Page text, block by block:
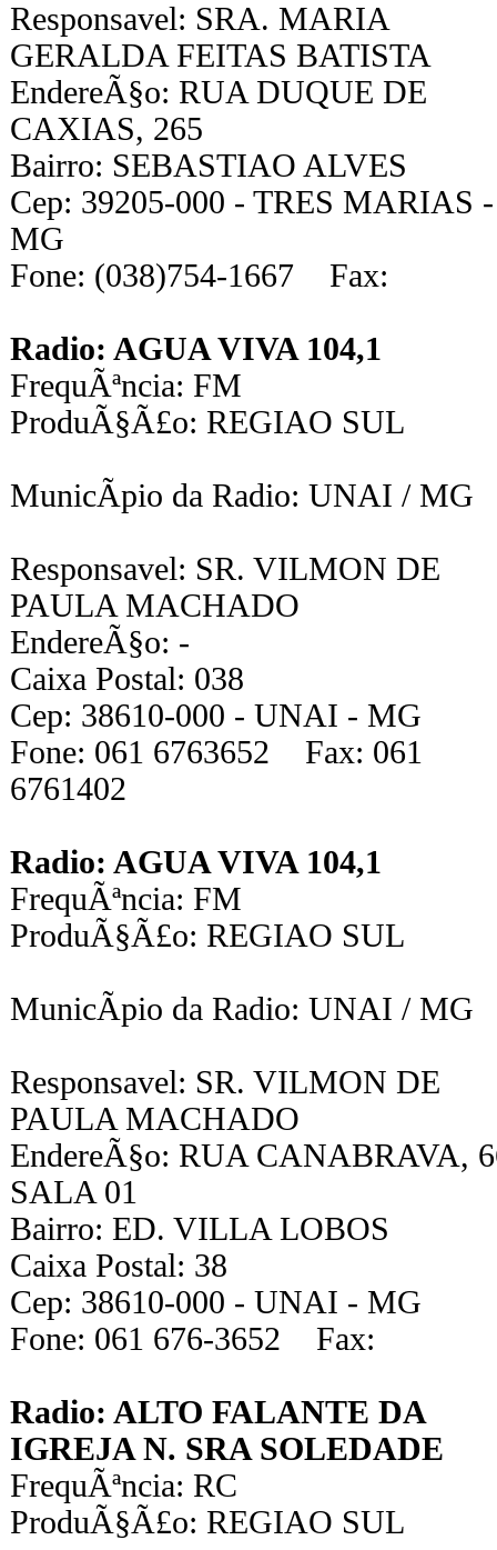
Responsavel: SRA. MARIA
GERALDA FEITAS BATISTA
EndereÃ§o: RUA DUQUE DE
CAXIAS, 265
Bairro: SEBASTIAO ALVES
Cep: 39205-000 - TRES MARIAS -
MG
Fone: (038)754-1667 Fax:
Radio: AGUA VIVA 104,1
FrequÃªncia: FM
ProduÃ§Ã£o: REGIAO SUL
MunicÃ­pio da Radio: UNAI / MG
Responsavel: SR. VILMON DE
PAULA MACHADO
EndereÃ§o: -
Caixa Postal: 038
Cep: 38610-000 - UNAI - MG
Fone: 061 6763652 Fax: 061
6761402
Radio: AGUA VIVA 104,1
FrequÃªncia: FM
ProduÃ§Ã£o: REGIAO SUL
MunicÃ­pio da Radio: UNAI / MG
Responsavel: SR. VILMON DE
PAULA MACHADO
EndereÃ§o: RUA CANABRAVA,
SALA 01
Bairro: ED. VILLA LOBOS
Caixa Postal: 38
Cep: 38610-000 - UNAI - MG
Fone: 061 676-3652 Fax:
Radio: ALTO FALANTE DA
IGREJA N. SRA SOLEDADE
FrequÃªncia: RC
ProduÃ§Ã£o: REGIAO SUL